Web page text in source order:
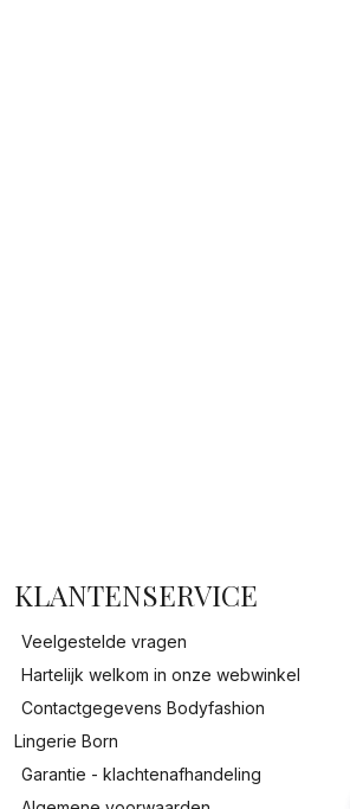
KLANTENSERVICE
Veelgestelde vragen
Hartelijk welkom in onze webwinkel
Contactgegevens Bodyfashion
Lingerie Born
Garantie - klachtenafhandeling